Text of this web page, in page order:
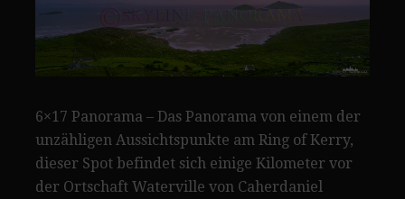
6×17 Panorama – Das Panorama von einem der
unzähligen Aussichtspunkte am Ring of Kerry,
dieser Spot befindet sich einige Kilometer vor
der Ortschaft Waterville von Caherdaniel